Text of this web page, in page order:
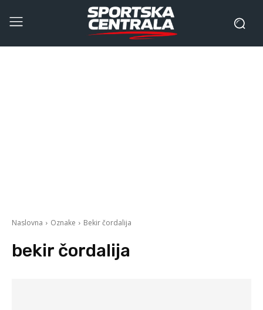
Naslovna Oznake Bekir čordalija
bekir čordalija